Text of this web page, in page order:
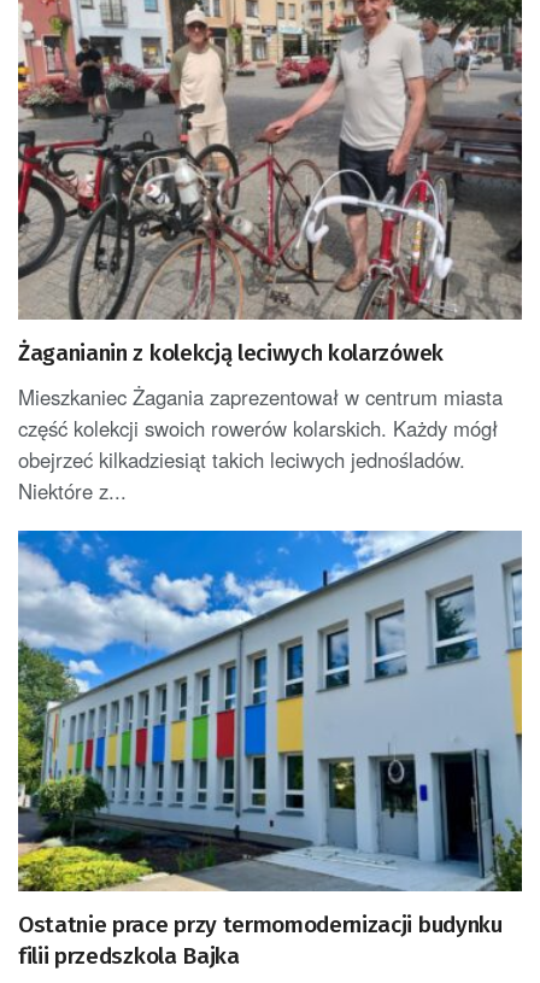
Żaganianin z kolekcją leciwych kolarzówek
Mieszkaniec Żagania zaprezentował w centrum miasta
część kolekcji swoich rowerów kolarskich. Każdy mógł
obejrzeć kilkadziesiąt takich leciwych jednośladów.
Niektóre z...
Ostatnie prace przy termomodernizacji budynku
filii przedszkola Bajka